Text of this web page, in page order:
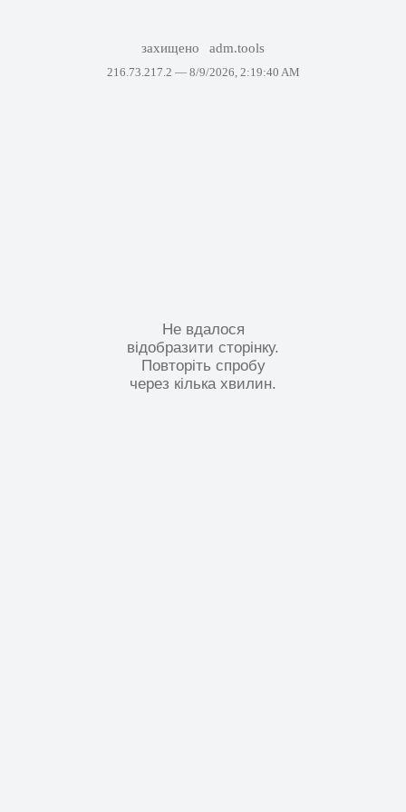
захищено adm.tools
216.73.217.2 — 8/9/2026, 2:19:40 AM
Не вдалося
відобразити сторінку.
Повторіть спробу
через кілька хвилин.